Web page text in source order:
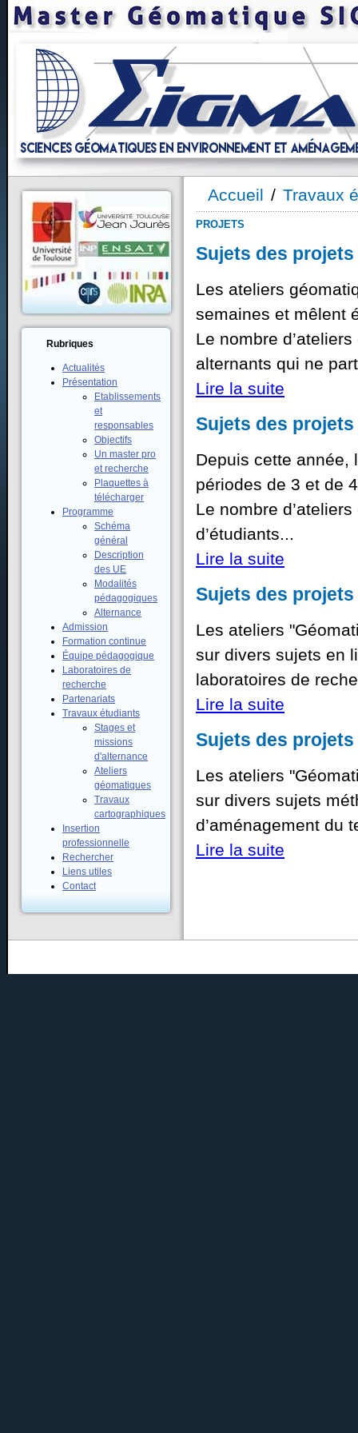
Rubriques
Actualités
Présentation
Etablissements
et
responsables
Objectifs
Un master pro
et recherche
Plaquettes à
télécharger
Programme
Schéma
général
Description
des UE
Modalités
pédagogiques
Alternance
Admission
Formation continue
Équipe pédagogique
Laboratoires de
recherche
Partenariats
Travaux étudiants
Stages et
missions
d'alternance
Ateliers
géomatiques
Travaux
cartographiques
Insertion
professionnelle
Rechercher
Liens utiles
Contact
Accueil / Travaux
PROJETS
Sujets des projets
Les ateliers
semaines et mêlent
Le nombre
alternants qui ne
Lire la suite
Sujets des projets
Depuis cette année,
périodes de 3 et de
Le nombre
d’étudiants...
Lire la suite
Sujets des projets
Les ateliers
sur divers sujets en
laboratoires de
Lire la suite
Sujets des projets
Les ateliers
sur divers sujets
d’aménagement du
Lire la suite